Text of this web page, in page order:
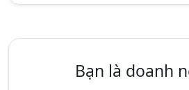
Bạn là doanh